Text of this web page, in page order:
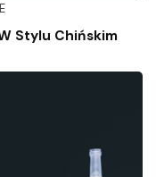
Stylu Chińskim